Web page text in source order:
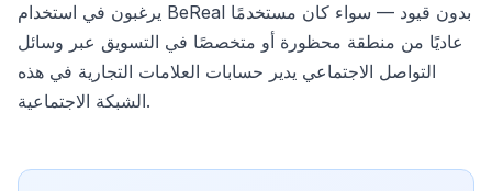
يرغبون في استخدام BeReal بدون قيود — سواء كان مستخدمًا
عاديًا من منطقة محظورة أو متخصصًا في التسويق عبر وسائل
التواصل الاجتماعي يدير حسابات العلامات التجارية في هذه
الشبكة الاجتماعية.